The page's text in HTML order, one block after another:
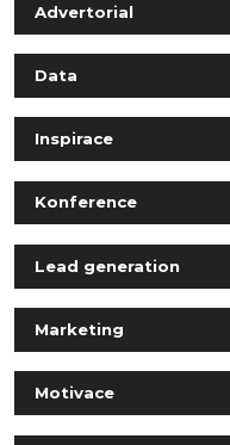
Advertorial
Data
Inspirace
Konference
Lead generation
Marketing
Motivace